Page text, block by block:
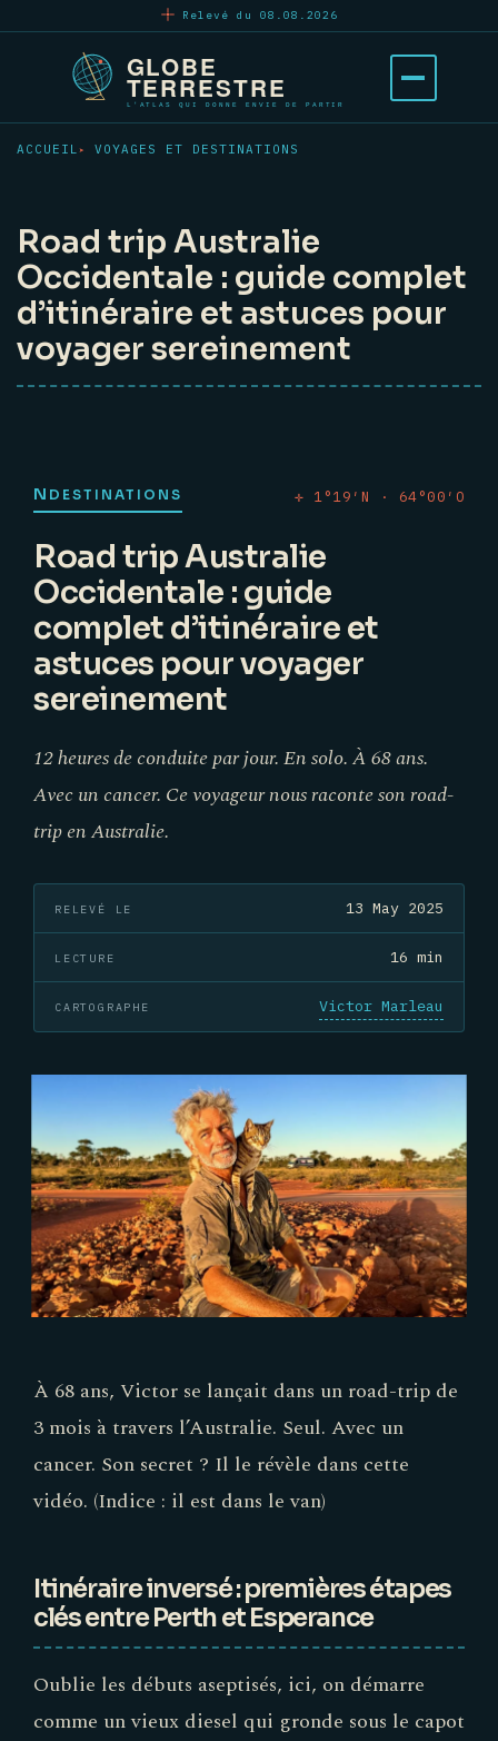
Relevé du 08.08.2026
Ouvrir
le
ACCUEIL VOYAGES ET DESTINATIONS
Road trip Australie
Occidentale : guide complet
d’itinéraire et astuces pour
voyager sereinement
N DESTINATIONS ✛ 1°19′N · 64°00′O
Road trip Australie
Occidentale : guide
complet d’itinéraire et
astuces pour voyager
sereinement
12 heures de conduite par jour. En solo. À 68 ans.
Avec un cancer. Ce voyageur nous raconte son road-
trip en Australie.
RELEVÉ LE 13 May 2025
LECTURE 16 min
CARTOGRAPHE Victor Marleau
À 68 ans, Victor se lançait dans un road-trip de
3 mois à travers l’Australie. Seul. Avec un
cancer. Son secret ? Il le révèle dans cette
vidéo. (Indice : il est dans le van)
Itinéraire inversé : premières étapes
clés entre Perth et Esperance
Oublie les débuts aseptisés, ici, on démarre
comme un vieux diesel qui gronde sous le capot